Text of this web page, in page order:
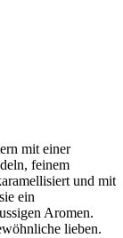
mit einer
feinem
und mit
ein
Aromen.
lieben.